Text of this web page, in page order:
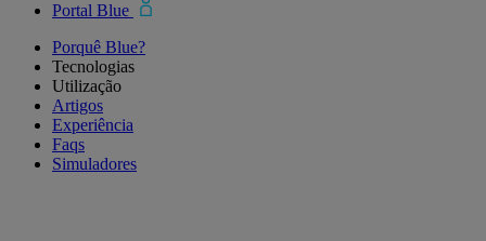
Portal Blue
Porquê Blue?
Tecnologias
Utilização
Artigos
Experiência
Faqs
Simuladores